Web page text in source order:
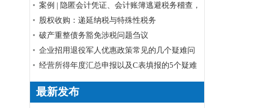
申报还是免予补缴
案例 | 隐匿会计凭证、会计账簿逃避税务稽查，
小心被判刑！
股权收购：递延纳税与特殊性税务
破产重整债务豁免涉税问题刍议
企业招用退役军人优惠政策常见的几个疑难问
题解答
经营所得年度汇总申报以及C表填报的5个疑难
问题
最新发布